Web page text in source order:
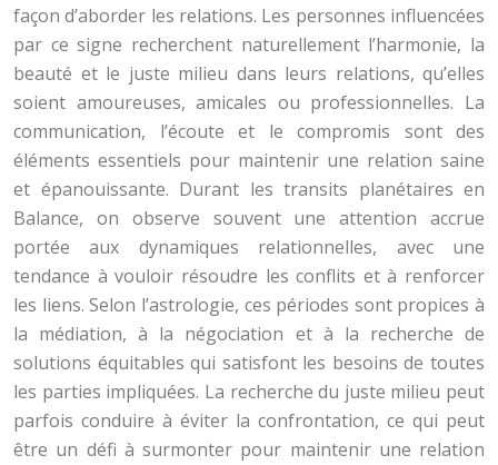
façon d’aborder les relations. Les personnes influencées
par ce signe recherchent naturellement l’harmonie, la
beauté et le juste milieu dans leurs relations, qu’elles
soient amoureuses, amicales ou professionnelles. La
communication, l’écoute et le compromis sont des
éléments essentiels pour maintenir une relation saine
et épanouissante. Durant les transits planétaires en
Balance, on observe souvent une attention accrue
portée aux dynamiques relationnelles, avec une
tendance à vouloir résoudre les conflits et à renforcer
les liens. Selon l’astrologie, ces périodes sont propices à
la médiation, à la négociation et à la recherche de
solutions équitables qui satisfont les besoins de toutes
les parties impliquées. La recherche du juste milieu peut
parfois conduire à éviter la confrontation, ce qui peut
être un défi à surmonter pour maintenir une relation